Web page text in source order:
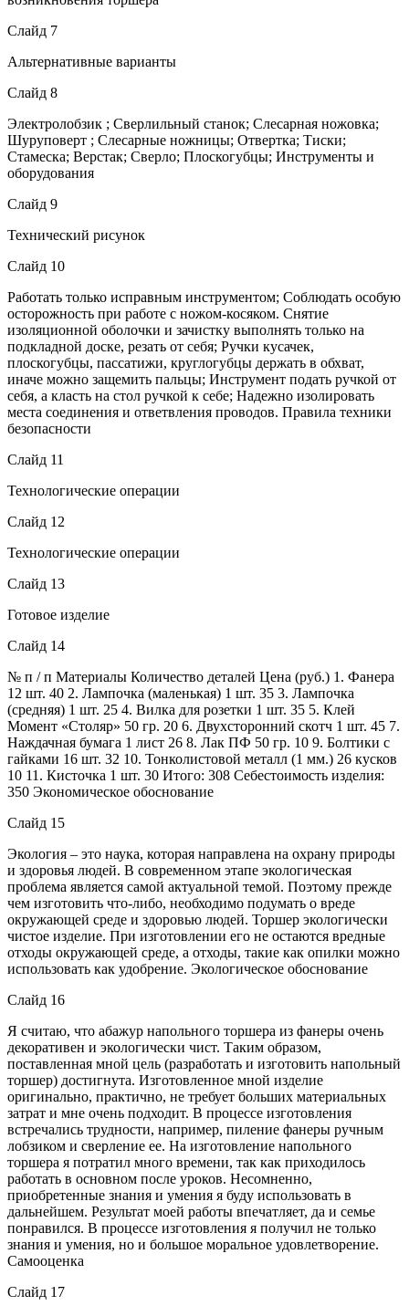
Слайд 7
Альтернативные варианты
Слайд 8
Электролобзик ; Сверлильный станок; Слесарная ножовка;
Шуруповерт ; Слесарные ножницы; Отвертка; Тиски;
Стамеска; Верстак; Сверло; Плоскогубцы; Инструменты и
оборудования
Слайд 9
Технический рисунок
Слайд 10
Работать только исправным инструментом; Соблюдать особую
осторожность при работе с ножом-косяком. Снятие
изоляционной оболочки и зачистку выполнять только на
подкладной доске, резать от себя; Ручки кусачек,
плоскогубцы, пассатижи, круглогубцы держать в обхват,
иначе можно защемить пальцы; Инструмент подать ручкой от
себя, а класть на стол ручкой к себе; Надежно изолировать
места соединения и ответвления проводов. Правила техники
безопасности
Слайд 11
Технологические операции
Слайд 12
Технологические операции
Слайд 13
Готовое изделие
Слайд 14
№ п / п Материалы Количество деталей Цена (руб.) 1. Фанера
12 шт. 40 2. Лампочка (маленькая) 1 шт. 35 3. Лампочка
(средняя) 1 шт. 25 4. Вилка для розетки 1 шт. 35 5. Клей
Момент «Столяр» 50 гр. 20 6. Двухсторонний скотч 1 шт. 45 7.
Наждачная бумага 1 лист 26 8. Лак ПФ 50 гр. 10 9. Болтики с
гайками 16 шт. 32 10. Тонколистовой металл (1 мм.) 26 кусков
10 11. Кисточка 1 шт. 30 Итого: 308 Себестоимость изделия:
350 Экономическое обоснование
Слайд 15
Экология – это наука, которая направлена на охрану природы
и здоровья людей. В современном этапе экологическая
проблема является самой актуальной темой. Поэтому прежде
чем изготовить что-либо, необходимо подумать о вреде
окружающей среде и здоровью людей. Торшер экологически
чистое изделие. При изготовлении его не остаются вредные
отходы окружающей среде, а отходы, такие как опилки можно
использовать как удобрение. Экологическое обоснование
Слайд 16
Я считаю, что абажур напольного торшера из фанеры очень
декоративен и экологически чист. Таким образом,
поставленная мной цель (разработать и изготовить напольный
торшер) достигнута. Изготовленное мной изделие
оригинально, практично, не требует больших материальных
затрат и мне очень подходит. В процессе изготовления
встречались трудности, например, пиление фанеры ручным
лобзиком и сверление ее. На изготовление напольного
торшера я потратил много времени, так как приходилось
работать в основном после уроков. Несомненно,
приобретенные знания и умения я буду использовать в
дальнейшем. Результат моей работы впечатляет, да и семье
понравился. В процессе изготовления я получил не только
знания и умения, но и большое моральное удовлетворение.
Самооценка
Слайд 17